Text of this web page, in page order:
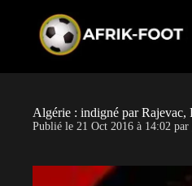
Algérie : indigné par Rajevac,
Publié le 21 Oct 2016 à 14:02 par